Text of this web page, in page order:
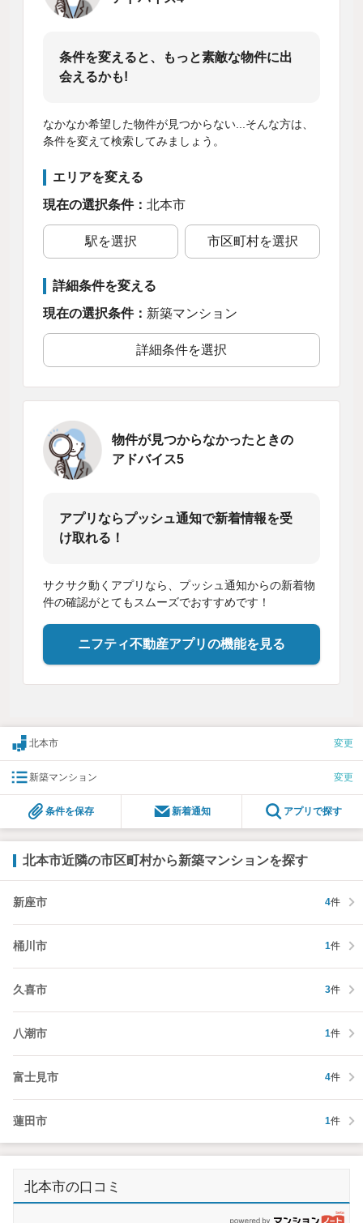
条件を変えると、もっと素敵な物件に出
会えるかも!
なかなか希望した物件が見つからない...そんな方は、
条件を変えて検索してみましょう。
エリアを変える
現在の選択条件： 北本市
駅を選択 市区町村を選択
詳細条件を変える
現在の選択条件： 新築マンション
詳細条件を選択
物件が見つからなかったときの
アドバイス5
アプリならプッシュ通知で新着情報を受
け取れる！
サクサク動くアプリなら、プッシュ通知からの新着物
件の確認がとてもスムーズでおすすめです！
ニフティ不動産アプリの機能を見る
北本市 変更
新築マンション 変更
条件を保存 新着通知 アプリで探す
北本市近隣の市区町村から新築マンションを探す
新座市 4件
桶川市 1件
久喜市 3件
八潮市 1件
富士見市 4件
蓮田市 1件
北本市の口コミ